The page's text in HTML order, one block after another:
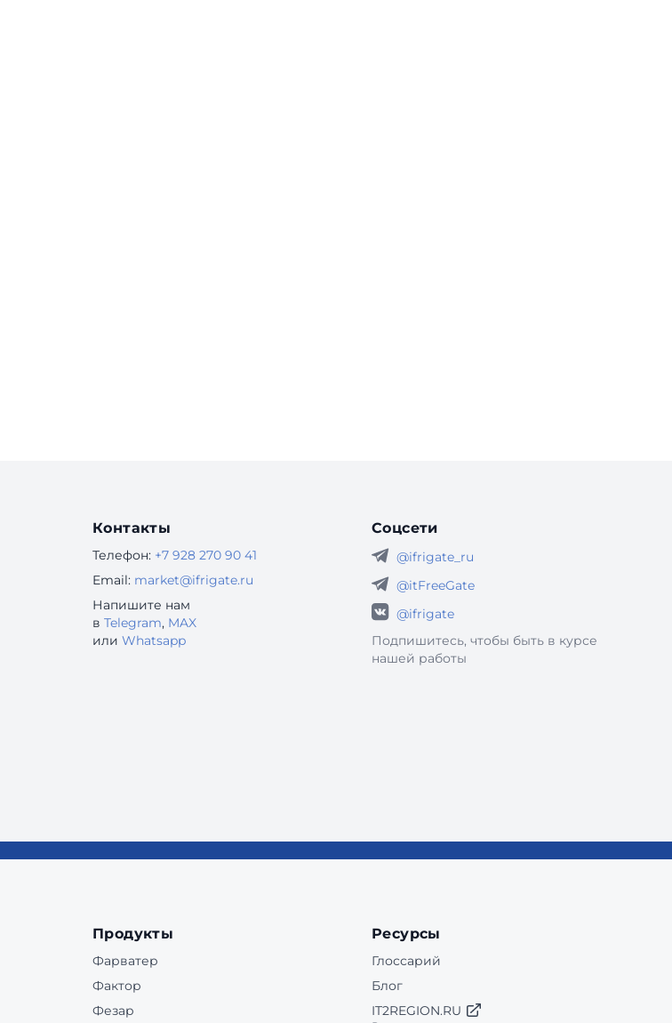
Контакты
Телефон: +7 928 270 90 41
Email: market@ifrigate.ru
Напишите нам
в Telegram, MAX
или Whatsapp
Соцсети
@ifrigate_ru
@itFreeGate
@ifrigate
Подпишитесь, чтобы быть в курсе
нашей работы
Продукты
Фарватер
Фактор
Фезар
Ресурсы
Глоссарий
Блог
IT2REGION.RU